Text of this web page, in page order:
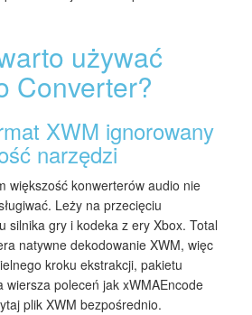
używać
Converter?
XWM ignorowany
narzędzi
większość konwerterów audio nie
Leży na przecięciu
silnika gry i kodeka z ery Xbox. Total
natywne dekodowanie XWM, więc
kroku ekstrakcji, pakietu
wiersza poleceń jak xWMAEncode
plik XWM bezpośrednio.